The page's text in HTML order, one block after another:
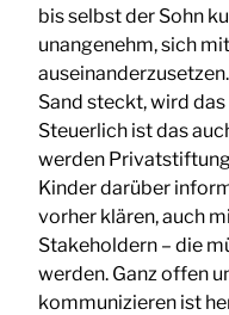
bis selbst der Sohn
unangenehm, sich
Sand steckt, wird
Steuerlich ist das
werden
Kinder darüber
vorher klären, auch
Stakeholdern – die
werden. Ganz offen
kommunizieren ist